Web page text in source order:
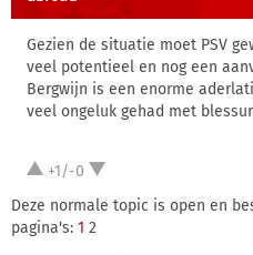
Gezien de situatie moet PSV
veel potentieel en nog een
Bergwijn is een enorme
veel ongeluk gehad met
+1/-0
Deze normale topic is open en
pagina's: 1 2